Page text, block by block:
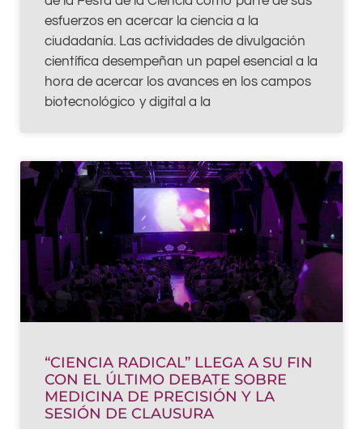
esfuerzos en acercar la ciencia a la
ciudadanía. Las actividades de divulgación
científica desempeñan un papel esencial a la
hora de acercar los avances en los campos
biotecnológico y digital a la
“CIENCIA RADICAL” LLEGA A SU FIN
CON EL ÚLTIMO DEBATE SOBRE
MEDICINA DE PRECISIÓN Y LA
SESIÓN DE CLAUSURA